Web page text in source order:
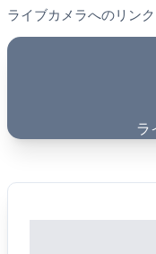
ライブカメラへのリンク
ラ